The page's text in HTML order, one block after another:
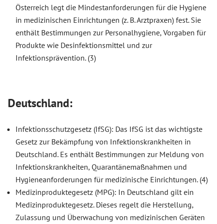
Österreich legt die Mindestanforderungen für die Hygiene
in medizinischen Einrichtungen (z. B. Arztpraxen) fest. Sie
enthält Bestimmungen zur Personalhygiene, Vorgaben für
Produkte wie Desinfektionsmittel und zur
Infektionsprävention. (3)
Deutschland:
Infektionsschutzgesetz (IfSG): Das IfSG ist das wichtigste
Gesetz zur Bekämpfung von Infektionskrankheiten in
Deutschland. Es enthält Bestimmungen zur Meldung von
Infektionskrankheiten, Quarantänemaßnahmen und
Hygieneanforderungen für medizinische Einrichtungen. (4)
Medizinproduktegesetz (MPG): In Deutschland gilt ein
Medizinproduktegesetz. Dieses regelt die Herstellung,
Zulassung und Überwachung von medizinischen Geräten